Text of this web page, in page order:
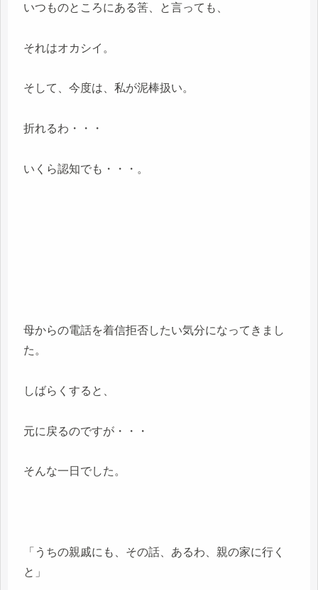
いつものところにある筈、と言っても、
それはオカシイ。
そして、今度は、私が泥棒扱い。
折れるわ・・・
いくら認知でも・・・。
母からの電話を着信拒否したい気分になってきまし
た。
しばらくすると、
元に戻るのですが・・・
そんな一日でした。
「うちの親戚にも、その話、あるわ、親の家に行く
と」